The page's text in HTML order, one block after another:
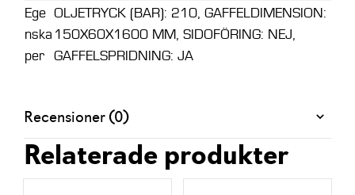
Ege
nska
per
OLJETRYCK (BAR): 210, GAFFELDIMENSION:
150X60X1600 MM, SIDOFÖRING: NEJ,
GAFFELSPRIDNING: JA
Recensioner (0)
Relaterade produkter